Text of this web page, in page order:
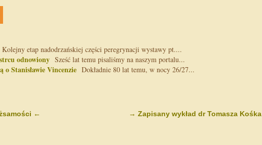
Kolejny etap nadodrzańskiej części peregrynacji wystawy pt....
odnowiony Sześć lat temu pisaliśmy na naszym portalu...
Stanisławie Vincenzie Dokładnie 80 lat temu, w nocy 26/27...
→ Zapisany wykład dr Tomasza Kośka
←